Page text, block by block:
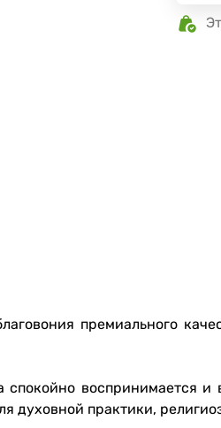
премиального
воспринимается и
духовной практики,